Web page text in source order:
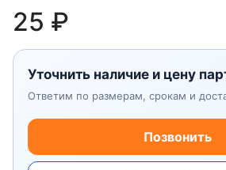
25 ₽
Уточнить наличие и цену
Ответим по размерам, срокам и
Позвонить